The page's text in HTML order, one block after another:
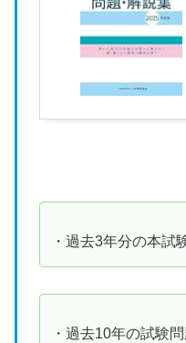
・過去3年分の本試
・過去10年の試験